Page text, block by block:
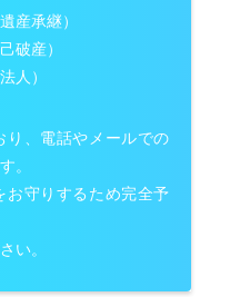
産承継）
破産）
人）
り、電話やメールでの
。
お守りするため完全予
い。